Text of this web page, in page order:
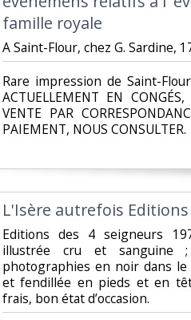
famille royale‎
‎A Saint-Flour, chez G. Sardine,
‎Rare impression de Saint-
ACTUELLEMENT EN
VENTE PAR
PAIEMENT, NOUS CONSULTER.‎
‎L'Isère autrefois
‎Editions des 4 seigneurs
illustrée cru et sanguine ;
photographies en noir dans
et fendillée en pieds et en
frais, bon état d’occasion. ‎